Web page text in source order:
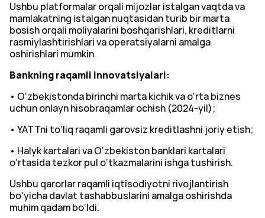
Ushbu platformalar orqali mijozlar istalgan vaqtda va
mamlakatning istalgan nuqtasidan turib bir marta
bosish orqali moliyalarini boshqarishlari, kreditlarni
rasmiylashtirishlari va operatsiyalarni amalga
oshirishlari mumkin.
Bankning raqamli innovatsiyalari:
• O‘zbekistonda birinchi marta kichik va o‘rta biznes
uchun onlayn hisobraqamlar ochish (2024-yil);
• YATTni to‘liq raqamli garovsiz kreditlashni joriy etish;
• Halyk kartalari va O‘zbekiston banklari kartalari
o‘rtasida tezkor pul o‘tkazmalarini ishga tushirish.
Ushbu qarorlar raqamli iqtisodiyotni rivojlantirish
bo‘yicha davlat tashabbuslarini amalga oshirishda
muhim qadam bo‘ldi.